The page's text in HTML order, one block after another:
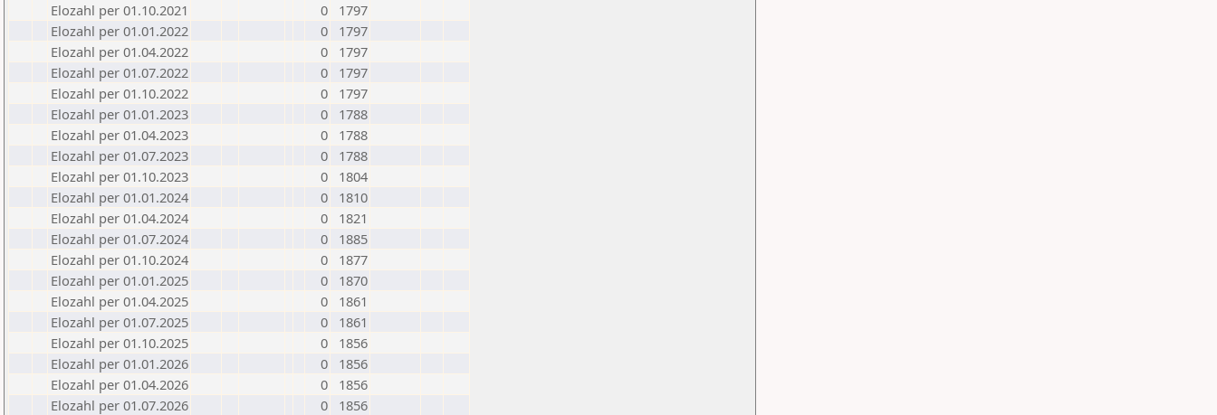
Elozahl per 01.10.2021
0
1797
Elozahl per 01.01.2022
0
1797
Elozahl per 01.04.2022
0
1797
Elozahl per 01.07.2022
0
1797
Elozahl per 01.10.2022
0
1797
Elozahl per 01.01.2023
0
1788
Elozahl per 01.04.2023
0
1788
Elozahl per 01.07.2023
0
1788
Elozahl per 01.10.2023
0
1804
Elozahl per 01.01.2024
0
1810
Elozahl per 01.04.2024
0
1821
Elozahl per 01.07.2024
0
1885
Elozahl per 01.10.2024
0
1877
Elozahl per 01.01.2025
0
1870
Elozahl per 01.04.2025
0
1861
Elozahl per 01.07.2025
0
1861
Elozahl per 01.10.2025
0
1856
Elozahl per 01.01.2026
0
1856
Elozahl per 01.04.2026
0
1856
Elozahl per 01.07.2026
0 1856